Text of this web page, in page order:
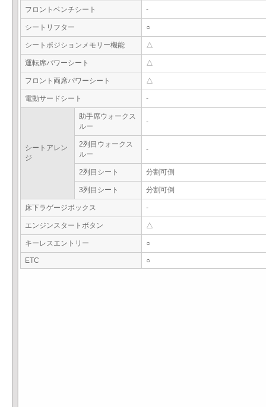
フロントベンチシート -
シートリフター ○
シートポジションメモリー機能 △
運転席パワーシート △
フロント両席パワーシート △
電動サードシート -
シートアレン
ジ
助手席ウォークス
ルー
-
2列目ウォークス
ルー
-
2列目シート 分割可倒
3列目シート 分割可倒
床下ラゲージボックス -
エンジンスタートボタン △
キーレスエントリー ○
ETC ○